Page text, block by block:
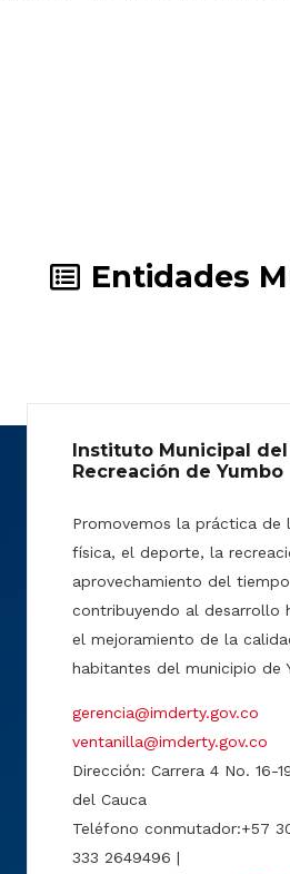
Entidades
Instituto Municipal
Recreación de Yumbo
Promovemos la práctica de
física, el deporte, la
aprovechamiento del
contribuyendo al desarrollo
el mejoramiento de la
habitantes del municipio de
gerencia@imderty.gov.co
ventanilla@imderty.gov.co
Dirección: Carrera 4 No. 16-
del Cauca
Teléfono conmutador:+57
333 2649496 |